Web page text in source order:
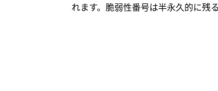
れます。脆弱性番号は半永久的に残